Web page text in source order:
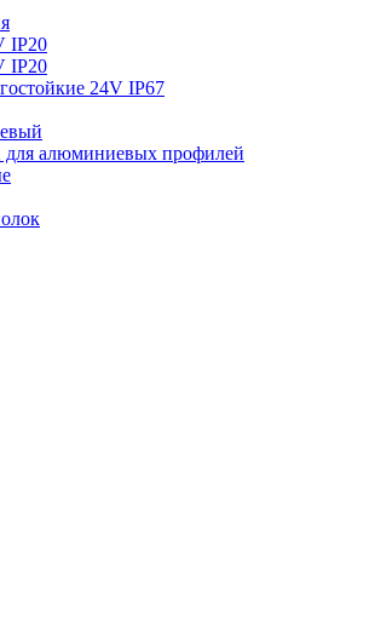
IP20
IP20
24V IP67
алюминиевых профилей